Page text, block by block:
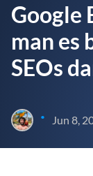
Google
man es
SEOs
• Jun 8,